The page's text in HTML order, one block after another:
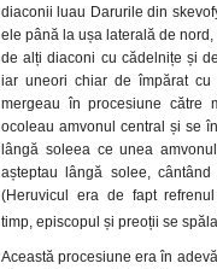
diaconii luau Darurile din
ele până la ușa laterală de
de alți diaconi cu cădelnițe și
iar uneori chiar de împărat cu
mergeau în procesiune către
ocoleau amvonul central și se
lângă soleea ce unea
așteptau lângă solee, cântând
(Heruvicul era de fapt refrenul
timp, episcopul și preoții se spă
Această procesiune era în